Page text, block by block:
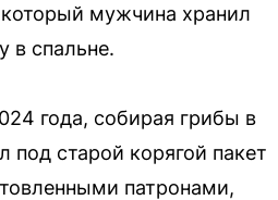
мужчина хранил
в спальне.
года, собирая грибы в
под старой корягой пакет
патронами,